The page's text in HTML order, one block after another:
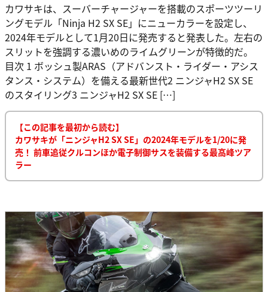
カワサキは、スーバーチャージャーを搭載のスポーツツーリ
ングモデル「Ninja H2 SX SE」にニューカラーを設定し、
2024年モデルとして1月20日に発売すると発表した。左右の
スリットを強調する濃いめのライムグリーンが特徴的だ。
目次 1 ボッシュ製ARAS（アドバンスト・ライダー・アシス
タンス・システム）を備える最新世代2 ニンジャH2 SX SE
のスタイリング3 ニンジャH2 SX SE […]
【この記事を最初から読む】
カワサキが「ニンジャH2 SX SE」の2024年モデルを1/20に発
売！ 前車追従クルコンほか電子制御サスを装備する最高峰ツア
ラー